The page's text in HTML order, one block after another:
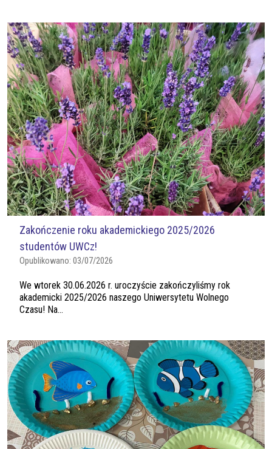
Zakończenie roku akademickiego 2025/2026
studentów UWCz!
Opublikowano: 03/07/2026
We wtorek 30.06.2026 r. uroczyście zakończyliśmy rok
akademicki 2025/2026 naszego Uniwersytetu Wolnego
Czasu! Na...